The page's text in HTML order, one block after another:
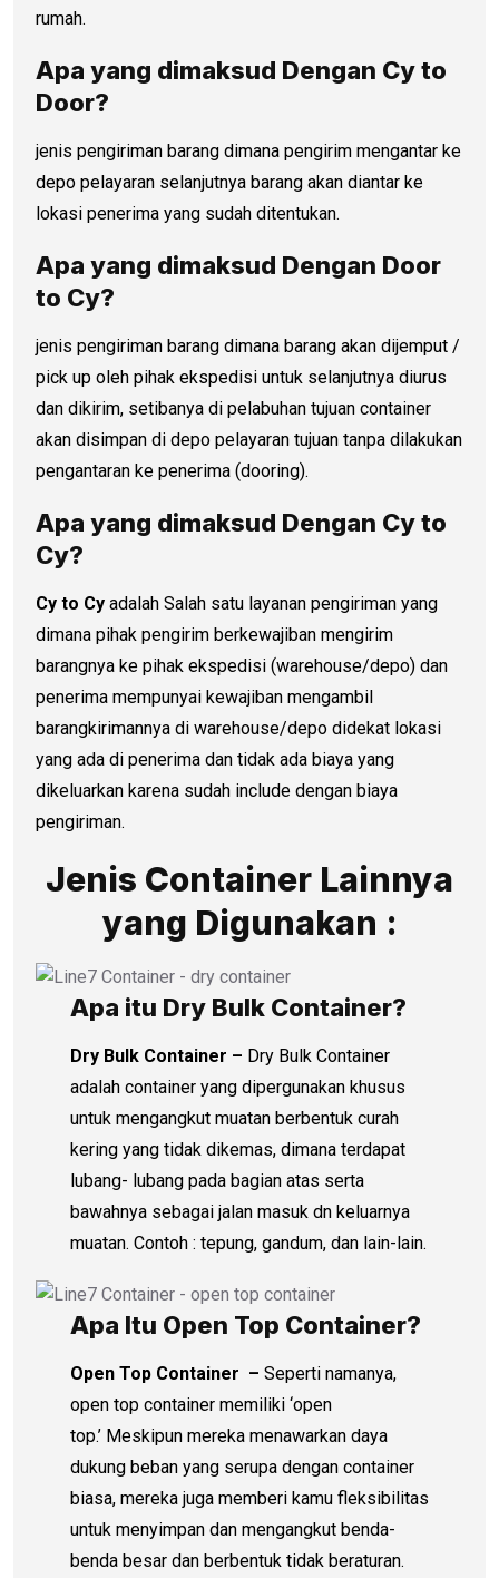
rumah.
Apa yang dimaksud Dengan Cy to
Door?
jenis pengiriman barang dimana pengirim mengantar ke
depo pelayaran selanjutnya barang akan diantar ke
lokasi penerima yang sudah ditentukan.
Apa yang dimaksud Dengan Door
to Cy?
jenis pengiriman barang dimana barang akan dijemput /
pick up oleh pihak ekspedisi untuk selanjutnya diurus
dan dikirim, setibanya di pelabuhan tujuan container
akan disimpan di depo pelayaran tujuan tanpa dilakukan
pengantaran ke penerima (dooring).
Apa yang dimaksud Dengan Cy to
Cy?
Cy to Cy adalah Salah satu layanan pengiriman yang
dimana pihak pengirim berkewajiban mengirim
barangnya ke pihak ekspedisi (warehouse/depo) dan
penerima mempunyai kewajiban mengambil
barangkirimannya di warehouse/depo didekat lokasi
yang ada di penerima dan tidak ada biaya yang
dikeluarkan karena sudah include dengan biaya
pengiriman.
Jenis Container Lainnya
yang Digunakan :
Apa itu Dry Bulk Container?
Dry Bulk Container – Dry Bulk Container
adalah container yang dipergunakan khusus
untuk mengangkut muatan berbentuk curah
kering yang tidak dikemas, dimana terdapat
lubang- lubang pada bagian atas serta
bawahnya sebagai jalan masuk dn keluarnya
muatan. Contoh : tepung, gandum, dan lain-lain.
Apa Itu Open Top Container?
Open Top Container – Seperti namanya,
open top container memiliki ‘open
top.’ Meskipun mereka menawarkan daya
dukung beban yang serupa dengan container
biasa, mereka juga memberi kamu fleksibilitas
untuk menyimpan dan mengangkut benda-
benda besar dan berbentuk tidak beraturan.